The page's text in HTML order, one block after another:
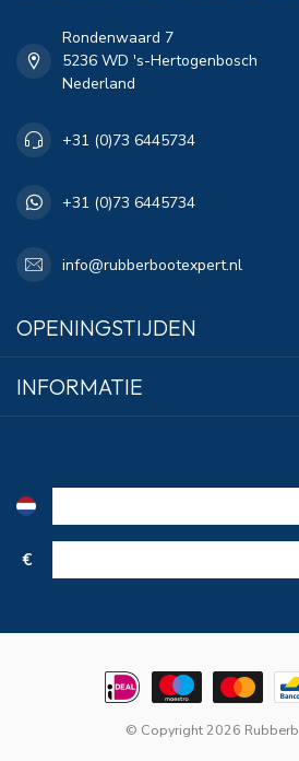
Rondenwaard 7
5236 WD 's-Hertogenbosch
Nederland
+31 (0)73 6445734
+31 (0)73 6445734
info@rubberbootexpert.nl
OPENINGSTIJDEN
INFORMATIE
€
© Copyright 2026